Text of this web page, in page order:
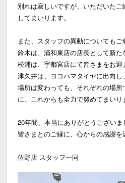
別れは寂しいですが、いただいた
してまいります。
また、スタッフの異動についてもご
鈴木は、浦和東店の店長として新た
松浦は、宇都宮店にて皆さまをお迎
津久井は、ヨコハマタイヤに出向し
場所は変わっても、それぞれの場
に、これからも全力で努めてまいり
20年間、本当にありがとうございま
皆さまとのご縁に、心からの感謝を
佐野店 スタッフ一同